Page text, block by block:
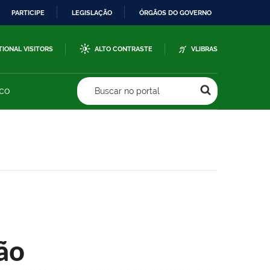
PARTICIPE LEGISLAÇÃO ÓRGÃOS DO GOVERNO
VISITORS ALTO CONTRASTE VLIBRAS
Buscar no portal